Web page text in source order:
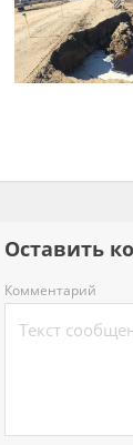
Оставить
Комментарий